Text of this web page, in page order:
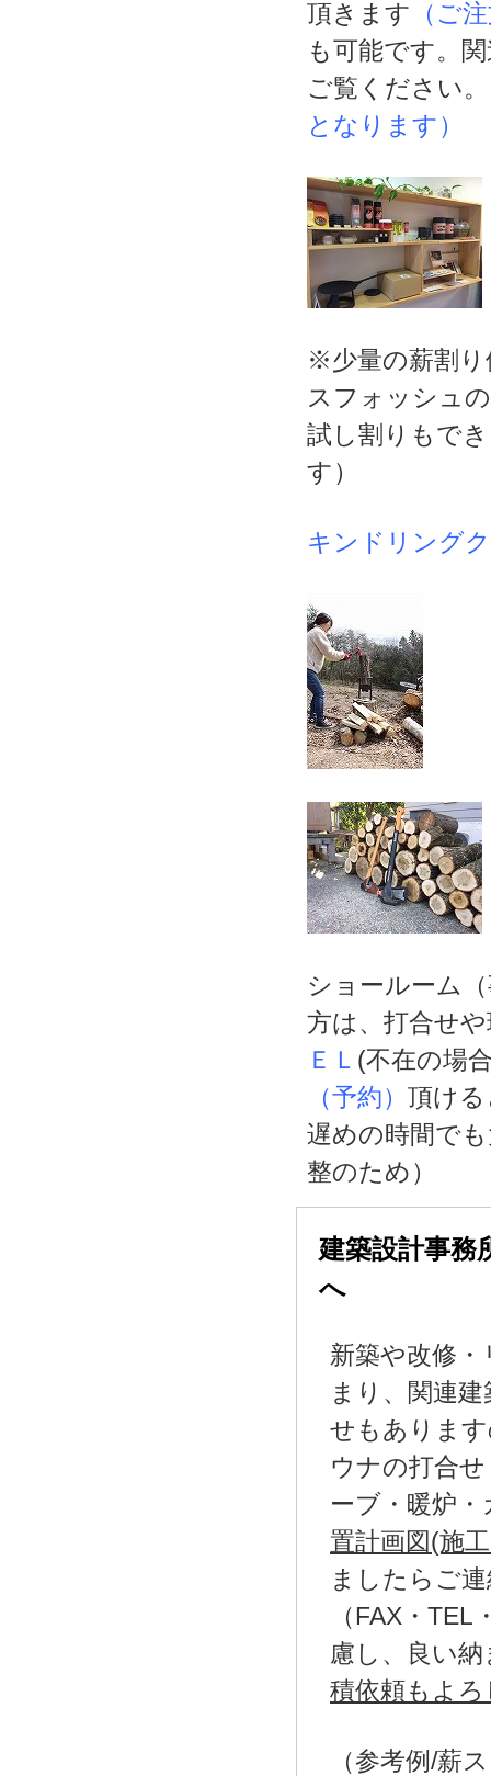
頂きます （ご
も可能です。
ご覧ください
となります）
※少量の薪割り
スフォッシュ
試し割りもで
す）
キンドリング
ショールーム
方は、打合せ
ＥＬ (不在の場
（予約） 頂け
遅めの時間で
整のため）
建築設計事務
へ
新築や改修
まり、関連
せもありま
ウナの打合
ーブ・暖炉
置計画図(施
ましたらご
（FAX・
慮し、良い
積依頼もよ
（参考例/薪